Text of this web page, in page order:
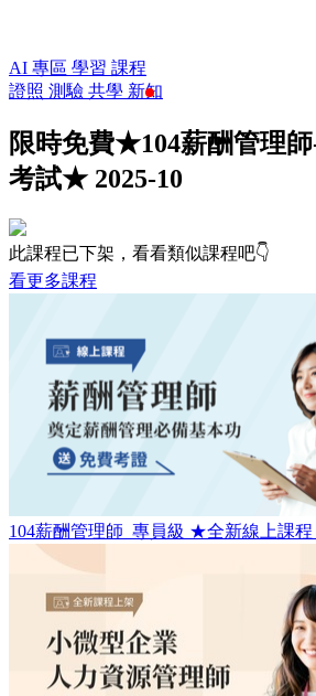
AI 專區 學習 課程
證照 測驗 共學 新知
限時免費★104薪酬管理
考試★ 2025-10
此課程已下架，看看類似課程吧👇
看更多課程
104薪酬管理師_專員級 ★全新線上課